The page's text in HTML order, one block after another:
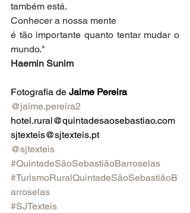
também está.
Conhecer a nossa mente
é tão importante quanto tentar mudar o
mundo."
Haemin Sunim
Fotografia de Jaime Pereira
@jaime.pereira2
hotel.rural@quintadesaosebastiao.com
sjtexteis@sjtexteis.pt
@sjtexteis
#QuintadeSãoSebastiãoBarroselas
#TurismoRuralQuintadeSãoSebastiãoB
arroselas
#SJTexteis